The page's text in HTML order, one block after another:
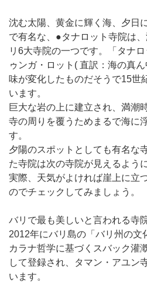
沈む太陽、黄金に輝く海、夕日
で有名な、●タナロット寺院は
リ6大寺院の一つです。「タナ
ゥンガ・ロット( 直訳：海の真
味が変化したものだそうで15世
います。
巨大な岩の上に建立され、満潮
寺の周りを覆うためまるで海に
す。
夕陽のスポットとしても有名な
た寺院は次の寺院が見えるよう
実際、天気がよければ崖上に立
のでチェックしてみましょう。
バリで最も美しいと言われる寺
2012年にバリ島の「バリ州の文
カラナ哲学に基づくスバック灌
して登録され、タマン・アユン
います。